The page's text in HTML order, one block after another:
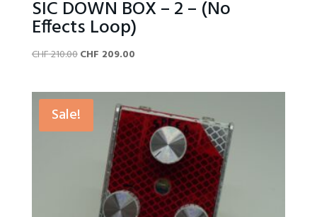
SIC DOWN BOX – 2 – (No
Effects Loop)
CHF210.00Original
CHF 210.00.
CHF 209.00Current
CHF 209.00.
Sale!